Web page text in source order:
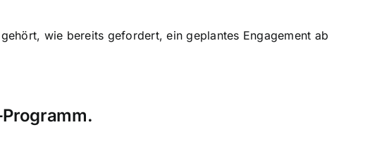
wie bereits gefordert, ein geplantes Engagement ab